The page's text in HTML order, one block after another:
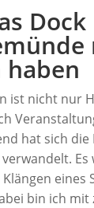
ist nicht nur
hat sich die
eines
bin ich mit